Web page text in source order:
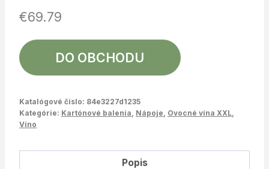
€69.79
DO OBCHODU
Katalógové číslo: 84e3227d1235
Kategórie: Kartónové balenia Nápoje Ovocné vína XXL
Víno
Popis